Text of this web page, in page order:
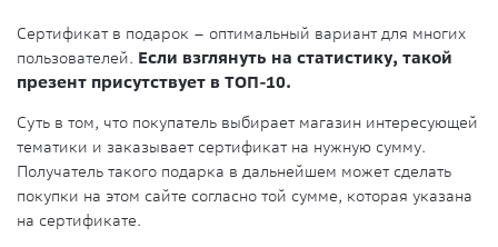
Сертификат в подарок – оптимальный вариант для многих
пользователей. Если взглянуть на статистику, такой
презент присутствует в ТОП-10.
Суть в том, что покупатель выбирает магазин интересующей
тематики и заказывает сертификат на нужную сумму.
Получатель такого подарка в дальнейшем может сделать
покупки на этом сайте согласно той сумме, которая указана
на сертификате.